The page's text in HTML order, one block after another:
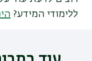
ללימודי המידע?